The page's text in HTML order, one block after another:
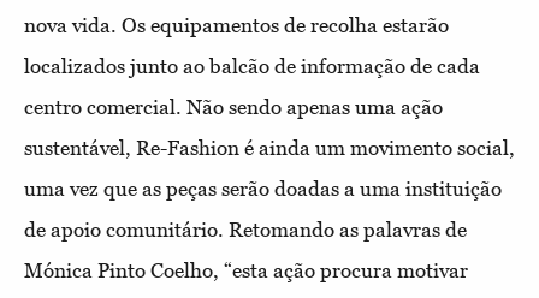
nova vida. Os equipamentos de recolha estarão
localizados junto ao balcão de informação de cada
centro comercial. Não sendo apenas uma ação
sustentável, Re-Fashion é ainda um movimento social,
uma vez que as peças serão doadas a uma instituição
de apoio comunitário. Retomando as palavras de
Mónica Pinto Coelho, “esta ação procura motivar